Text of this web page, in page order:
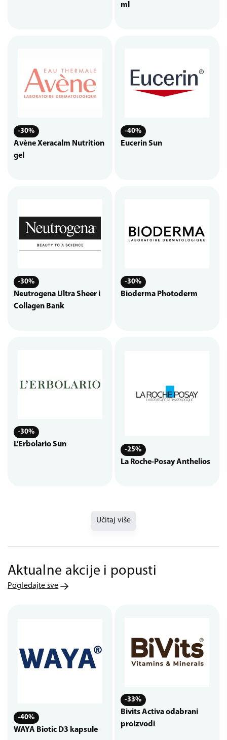
ml
-30%
Avène Xeracalm Nutrition
gel
-40%
Eucerin Sun
-30%
Neutrogena Ultra Sheer i
Collagen Bank
-30%
Bioderma Photoderm
-30%
L'Erbolario Sun
-25%
La Roche-Posay Anthelios
Učitaj više
Aktualne akcije i popusti
Pogledajte sve
-40%
WAYA Biotic D3 kapsule
-33%
Bivits Activa odabrani
proizvodi